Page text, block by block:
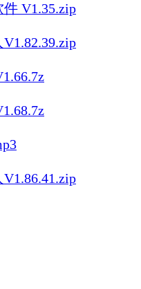
V1.35.zip